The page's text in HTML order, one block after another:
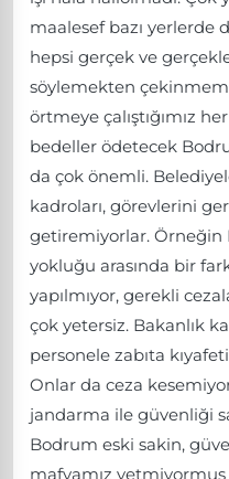
maalesef bazı yerlerde
hepsi gerçek ve
söylemekten
örtmeye çalıştığımız
bedeller ödetecek
da çok önemli.
kadroları, görevlerini
getiremiyorlar. Örneğin
yokluğu arasında bir
yapılmıyor, gerekli
çok yetersiz. Bakanlık
personele zabıta
Onlar da ceza
jandarma ile güvenliği
Bodrum eski sakin,
mafyamız yetmiyormuş